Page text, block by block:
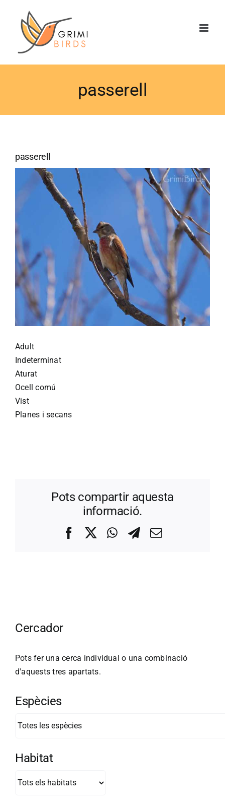
contenido
passerell
passerell
Adult
Indeterminat
Aturat
Ocell comú
Vist
Planes i secans
Pots compartir aquesta
informació.
FacebookWhatsApp
Telegram
Correo
Cercador
Pots fer una cerca individual o una combinació
d'aquests tres apartats.
Espècies
Habitat